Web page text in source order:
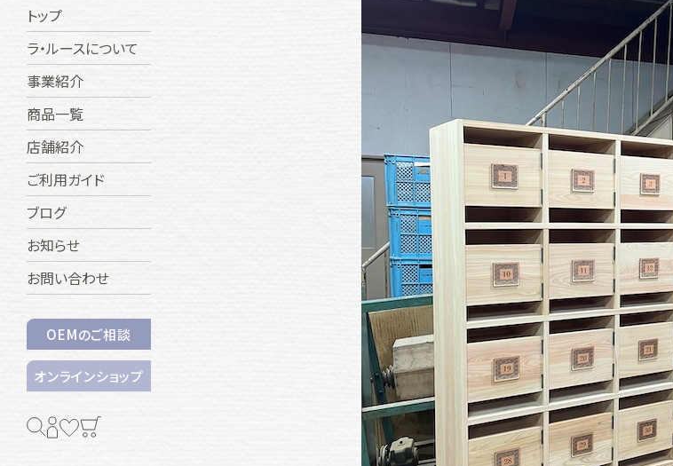
トップ
ラ・ルースについて
事業紹介
商品一覧
店舗紹介
ご利用ガイド
ブログ
お知らせ
お問い合わせ
OEMのご相談
オンラインショップ